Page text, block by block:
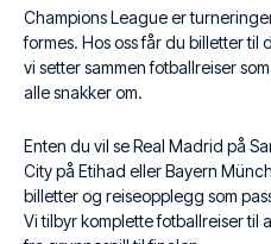
Champions League er
formes. Hos oss får du billetter til
vi setter sammen fotballreiser
alle snakker om.
Enten du vil se Real Madrid på
City på Etihad eller Bayern
billetter og reiseopplegg som
Vi tilbyr komplette fotballreiser til